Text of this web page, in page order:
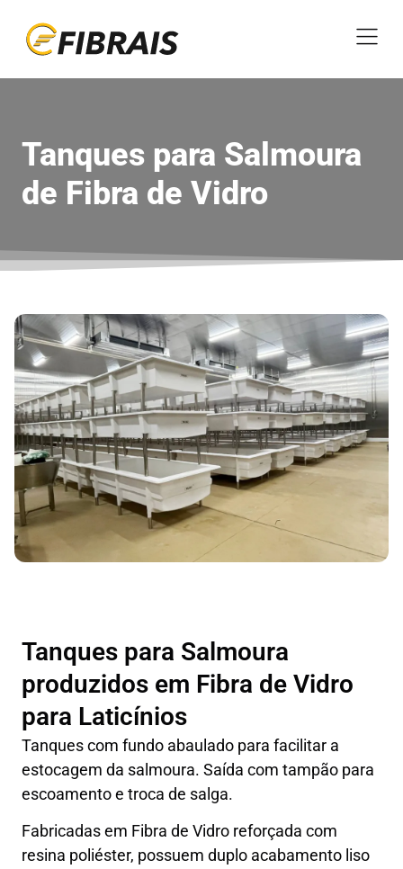
Tanques para Salmoura
de Fibra de Vidro
Tanques para Salmoura
produzidos em Fibra de Vidro
para Laticínios
Tanques com fundo abaulado para facilitar a
estocagem da salmoura. Saída com tampão para
escoamento e troca de salga.
Fabricadas em Fibra de Vidro reforçada com
resina poliéster, possuem duplo acabamento liso